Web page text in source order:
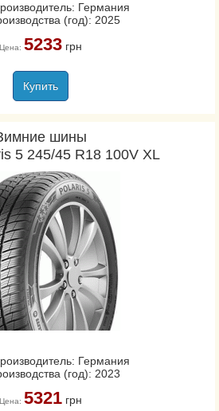
Германия
(год): 2025
Цена: 5233грн
Купить
шины
5 245/45 R18 100V XL
Германия
(год): 2023
Цена: 5321грн